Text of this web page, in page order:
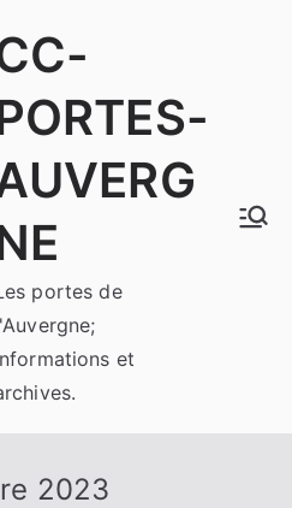
portes de
et
2023